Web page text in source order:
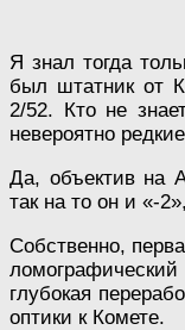
Я знал тогда
был штатник от
2/52. Кто не
невероятно
Да, объектив на
так на то он и «-
Собственно,
глубокая
оптики к Комете.